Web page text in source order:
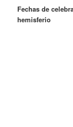
Fechas de
hemisferio